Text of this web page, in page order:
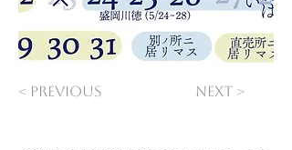
< Previous Next >